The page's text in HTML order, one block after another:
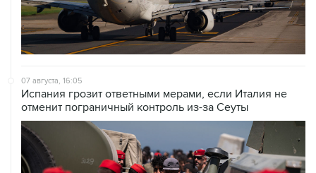
07 августа, 16:05
Испания грозит ответными мерами, если Италия не
отменит пограничный контроль из-за Сеуты